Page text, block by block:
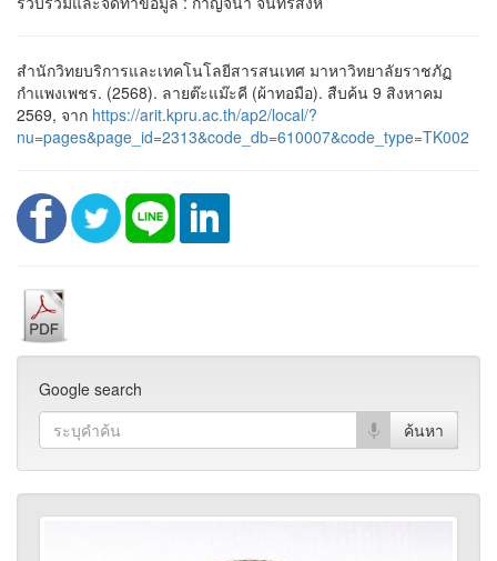
สำนักวิทยบริการและเทคโนโลยีสารสนเทศ มาหาวิทยาลัยราชภัฏ
กำแพงเพชร. (2568). ลายต๊ะแม๊ะคี (ผ้าทอมือ). สืบค้น 9 สิงหาคม
2569, จาก https://arit.kpru.ac.th/ap2/local/?
nu=pages&page_id=2313&code_db=610007&code_type=TK002
Google search